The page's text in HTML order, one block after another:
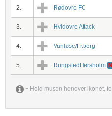
2. Rødovre FC
3. Hvidovre Attack
4. Vanløse/Fr.berg
5. RungstedHørsholm
= Hold musen henover ikonet,